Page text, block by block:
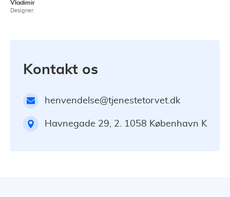
Vladimir
Designer
Kontakt os
henvendelse@tjenestetorvet.dk
Havnegade 29, 2. 1058 København K